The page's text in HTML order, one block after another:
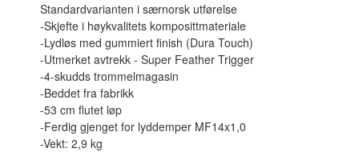
Standardvarianten i særnorsk utførelse
-Skjefte i høykvalitets komposittmateriale
-Lydløs med gummiert finish (Dura Touch)
-Utmerket avtrekk - Super Feather Trigger
-4-skudds trommelmagasin
-Beddet fra fabrikk
-53 cm flutet løp
-Ferdig gjenget for lyddemper MF14x1,0
-Vekt: 2,9 kg